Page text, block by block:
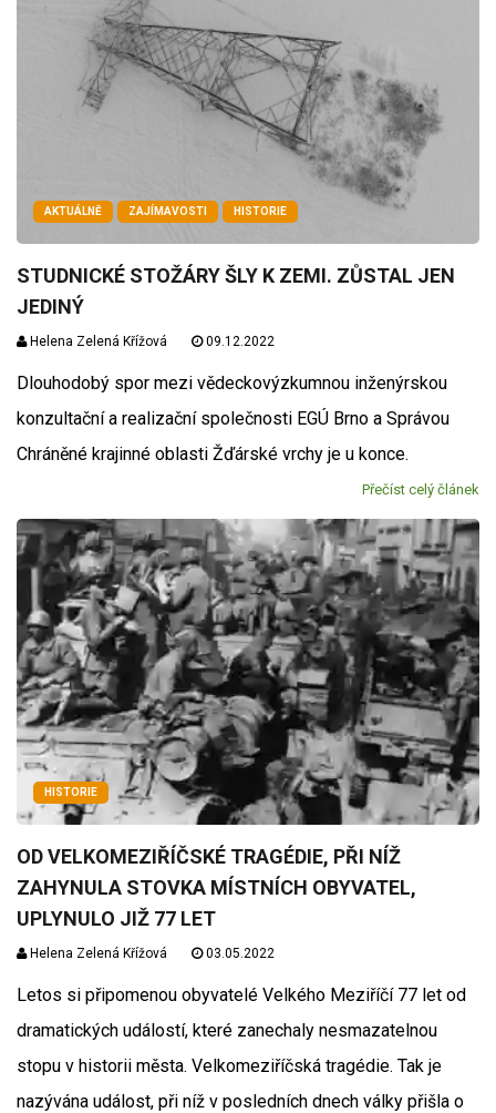
AKTUÁLNĚ ZAJÍMAVOSTI HISTORIE
STUDNICKÉ STOŽÁRY ŠLY K ZEMI. ZŮSTAL JEN
JEDINÝ
Helena Zelená Křížová 09.12.2022
Dlouhodobý spor mezi vědeckovýzkumnou inženýrskou
konzultační a realizační společnosti EGÚ Brno a Správou
Chráněné krajinné oblasti Žďárské vrchy je u konce.
Přečíst celý článek
HISTORIE
OD VELKOMEZIŘÍČSKÉ TRAGÉDIE, PŘI NÍŽ
ZAHYNULA STOVKA MÍSTNÍCH OBYVATEL,
UPLYNULO JIŽ 77 LET
Helena Zelená Křížová 03.05.2022
Letos si připomenou obyvatelé Velkého Meziříčí 77 let od
dramatických událostí, které zanechaly nesmazatelnou
stopu v historii města. Velkomeziříčská tragédie. Tak je
nazývána událost, při níž v posledních dnech války přišla o